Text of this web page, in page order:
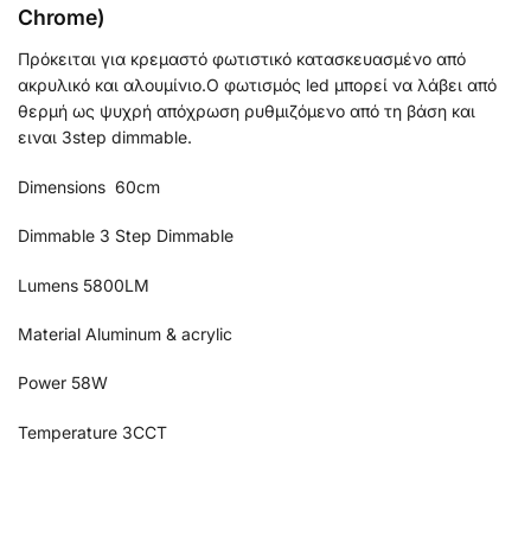
Chrome)
Πρόκειται για κρεμαστό φωτιστικό κατασκευασμένο από
ακρυλικό και αλουμίνιο.Ο φωτισμός led μπορεί να λάβει από
θερμή ως ψυχρή απόχρωση ρυθμιζόμενο από τη βάση και
ειναι 3step dimmable.
Dimensions 60cm
Dimmable 3 Step Dimmable
Lumens 5800LM
Material Aluminum & acrylic
Power 58W
Temperature 3CCT